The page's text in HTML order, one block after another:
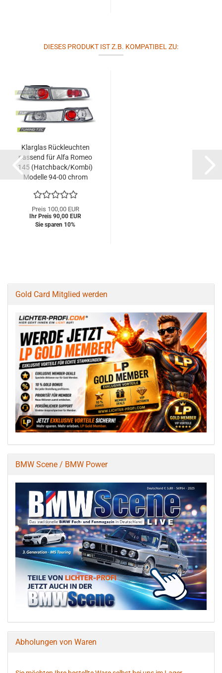
DIESES PRODUKT IST Z.B. KOMPATIBEL ZU:
Klarglas Rückleuchten
passend für Alfa Romeo
145 (Hatchback/Kombi)
Modelle 94-00 chrom
Preis 100,00 EUR
Ihr Preis 90,00 EUR
Sie sparen 10%
Gold Card Mitglied werden
BMW Scene / BMW Power
Abholungen von Waren